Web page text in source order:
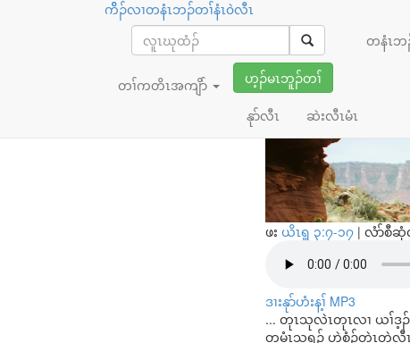
ကိိၣ်လၢတနံၤဘၣ်တၢ်နံၤ၀ဲလီၤ
တနံၤဘ
တၢ်ကတိၤအကျိာ်
ဟ့ၣ်မၤဘူၣ်တၢ်
နုာ်လီၤ ဆဲးလီၤမံၤ
ခါထီၣ် ခီၣ်
ပူၤ
ဖး ယိၤရှူ ၃:၇-၁၇ | လံာ်စီဆှံ
ဒၢးနုာ်ဟံးန့ၢ် MP3
... တုၤသုလဲၤတုၤလၢ ယၢ်ဒ့
တမှံၤသရၣ် ဟဲစံၣ်တဲၤတဲလီၤ